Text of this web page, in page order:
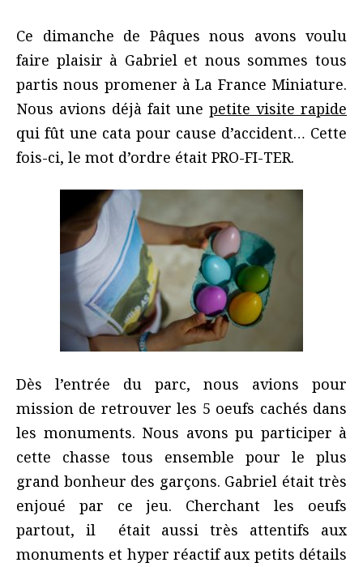
Ce dimanche de Pâques nous avons voulu
faire plaisir à Gabriel et nous sommes tous
partis nous promener à La France Miniature.
Nous avions déjà fait unepetite visite rapide
qui fût une cata pour cause d’accident… Cette
fois-ci, le mot d’ordre était PRO-FI-TER.
Dès l’entrée du parc, nous avions pour
mission de retrouver les 5 oeufs cachés dans
les monuments. Nous avons pu participer à
cette chasse tous ensemble pour le plus
grand bonheur des garçons. Gabriel était très
enjoué par ce jeu. Cherchant les oeufs
partout, il était aussi très attentifs aux
monuments et hyper réactif aux petits détails